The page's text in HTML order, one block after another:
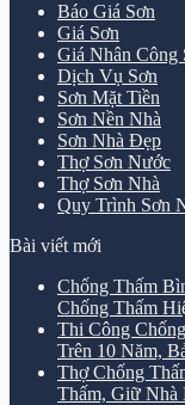
Báo Giá Sơn
Giá Sơn
Giá Nhân Công
Dịch Vụ Sơn
Sơn Mặt Tiền
Sơn Nền Nhà
Sơn Nhà Đẹp
Thợ Sơn Nước
Thợ Sơn Nhà
Quy Trình Sơn
Bài viết mới
Chống Thấm
Chống Thấm
Thi Công
Trên 10 Năm,
Thợ Chống
Thấm, Giữ Nhà